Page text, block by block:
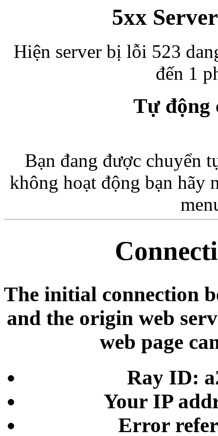
5xx
Hiện server bị lỗi 523
đến 1
Tự động
Bạn đang được chuyển
không hoạt động bạn hãy
The initial connection
and the origin web
web page
Ray ID:
Your IP
Error